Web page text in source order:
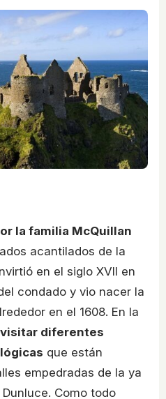
la familia McQuillan
acantilados de la
en el siglo XVII en
condado y vio nacer la
en el 1608. En la
diferentes
que están
empedradas de la ya
Como todo